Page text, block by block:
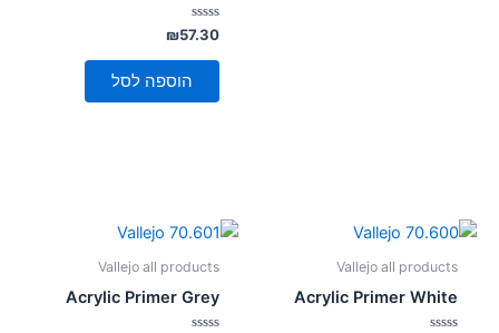
דורג
0
מתוך
₪57.30
הוספה לסל
Vallejo all products
Acrylic Primer White
Vallejo all products
Acrylic Primer Grey